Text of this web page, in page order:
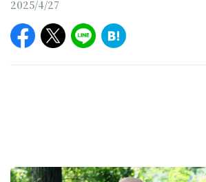
2025/4/27